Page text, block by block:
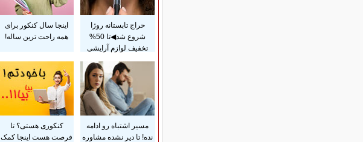
حراج تابستانه روژا
شروع شد◀تا 50%
تخفیف لوازم آرایشی
اینجا سال کنکور برای
همه راحت ترین ساله!
مسیر اشتباه رو ادامه
نده! تا دیر نشده مشاوره
کنکوری هستی؟ تا
فرصت هست اینجا کمک